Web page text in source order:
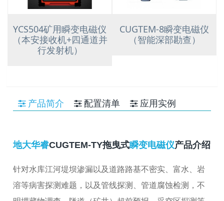
YCS504矿用瞬变电磁仪
（本安接收机+四通道并
行发射机）
CUGTEM-8瞬变电磁仪
（智能深部勘查）
产品简介 配置清单 应用实例
地大华睿CUGTEM-TY拖曳式瞬变电磁仪产品介绍
针对水库江河堤坝渗漏以及道路路基不密实、富水、岩
溶等病害探测难题，以及管线探测、管道腐蚀检测，不